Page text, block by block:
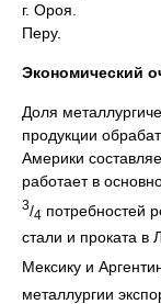
г. Ороя.
Перу.
Экономический
Доля
продукции
Америки
работает в
3/4 потребностей
стали и проката в
Мексику и
металлургии